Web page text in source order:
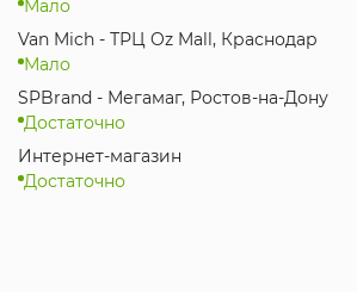
Мало
Van Mich - ТРЦ Oz Mall, Краснодар
Мало
SPBrand - Мегамаг, Ростов-на-Дону
Достаточно
Интернет-магазин
Достаточно